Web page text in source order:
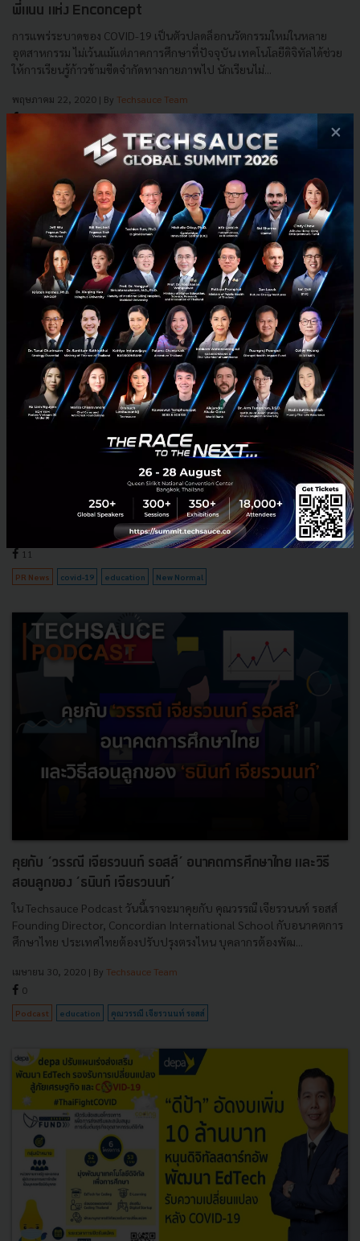
พี่แนน แห่ง Enconcept
การแพร่ระบาดของ COVID-19 เป็นตัวปลดล็อกนวัตกรรมใหม่ในหลาย
อุตสาหกรรม ไม่เว้นแม้แต่ภาคการศึกษาที่ปัจจุบัน เทคโนโลยีดิจิทัลได้ช่วย
ให้การเรียนรู้ก้าวข้ามขีดจำกัดทางกายภาพไป นักเรียนไม่...
พฤษภาคม 22, 2020 | By Techsauce Team
0
covid-19 Enconcept education
New Normal ของการศึกษาไทยคืออะไร เมื่อการเรียนทางไกล
หลายๆ ภาคส่วนเริ่มพูดถึง “ความปกติใหม่” หรือ “New Normal” ที่จะตาม
มา ภาคการศึกษาเป็นอีกภาคส่วนหนึ่งที่เกิดการปรับตัวครั้งใหญ่ทั่วโลกและ
| ByTechsauce Team
11
PR News covid-19 education New Normal
คุยกับ ‘วรรณี เจียรวนนท์ รอสส์’ อนาคตการศึกษาไทย และวิธี
สอนลูกของ ‘ธนินท์ เจียรวนนท์’
ใน Techsauce Podcast วันนี้เราจะมาคุยกับ คุณวรรณี เจียรวนนท์ รอสส์
Founding Director, Concordian International School กับอนาคตการ
ศึกษาไทย ประเทศไทยต้องปรับปรุงตรงไหน บุคลากรต้องพัฒ...
เมษายน 30, 2020 | By Techsauce Team
0
Podcast education คุณวรรณี เจียรวนนท์ รอสส์
×